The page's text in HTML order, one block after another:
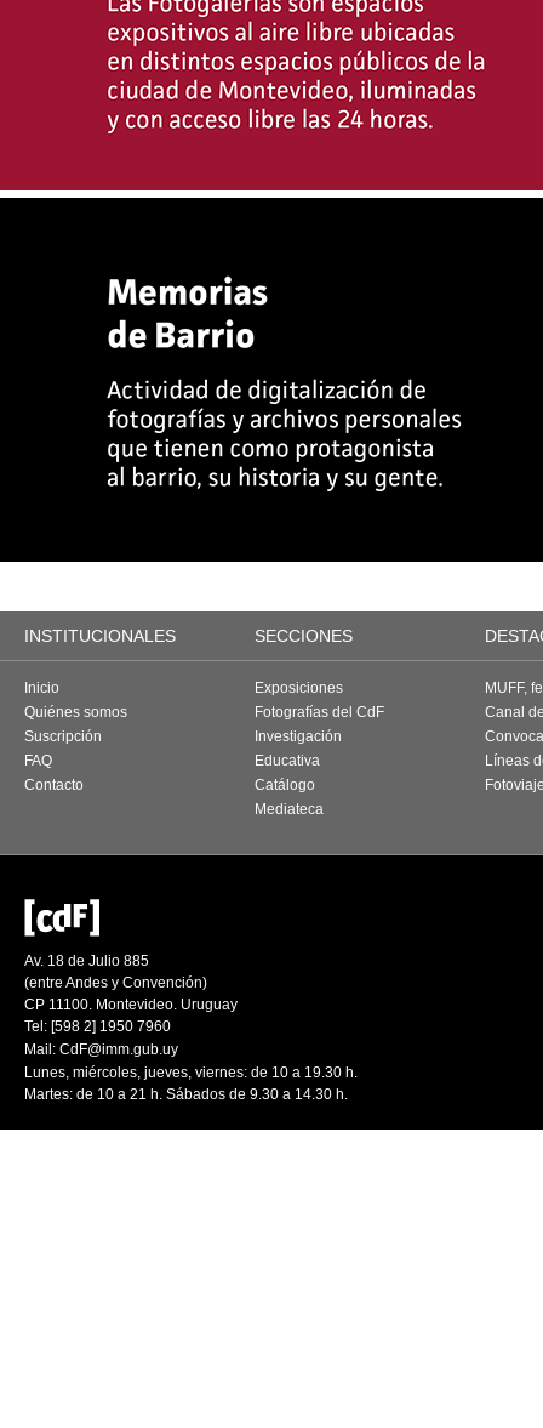
INSTITUCIONALES SECCIONES
Inicio
Quiénes somos
Suscripción
FAQ
Contacto
Exposiciones
Fotografías del CdF
Investigación
Educativa
Catálogo
Mediateca
MUFF,
Canal
Líneas
Av. 18 de Julio 885
(entre Andes y Convención)
CP 11100. Montevideo. Uruguay
Tel: [598 2] 1950 7960
Mail: CdF@imm.gub.uy
Lunes, miércoles, jueves, viernes: de 10 a 19.30 h.
Martes: de 10 a 21 h. Sábados de 9.30 a 14.30 h.